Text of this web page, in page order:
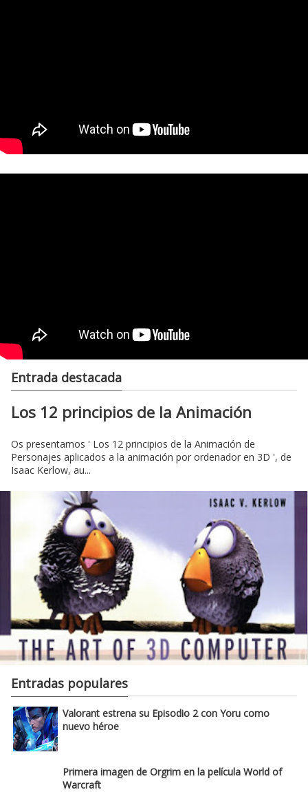
Entrada destacada
Los 12 principios de la Animación
Os presentamos ' Los 12 principios de la Animación de
Personajes aplicados a la animación por ordenador en 3D ', de
Isaac Kerlow, au...
Entradas populares
Valorant estrena su Episodio 2 con Yoru como
nuevo héroe
Primera imagen de Orgrim en la película World of
Warcraft